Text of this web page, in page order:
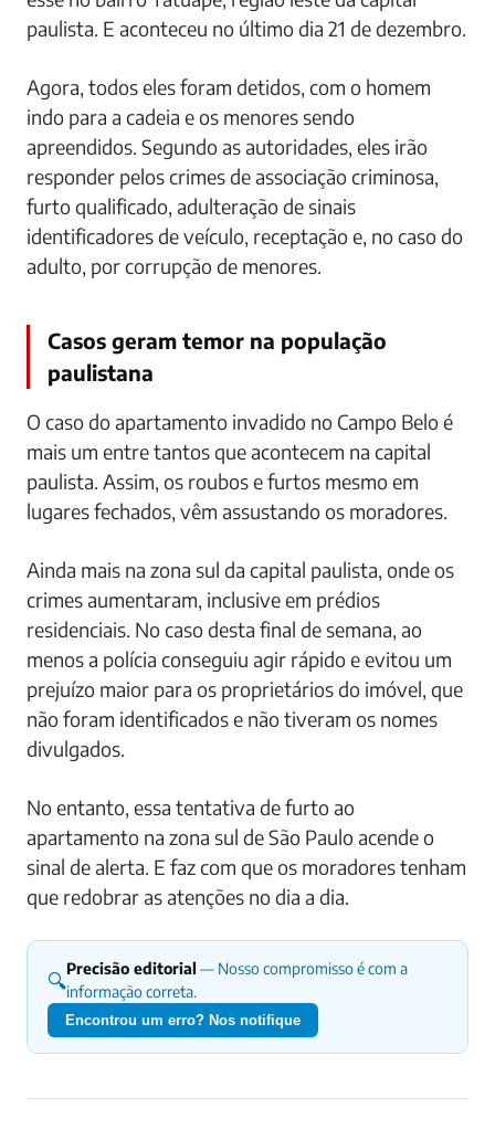
paulista. E aconteceu no último dia 21 de dezembro.
Agora, todos eles foram detidos, com o homem
indo para a cadeia e os menores sendo
apreendidos. Segundo as autoridades, eles irão
responder pelos crimes de associação criminosa,
furto qualificado, adulteração de sinais
identificadores de veículo, receptação e, no caso do
adulto, por corrupção de menores.
Casos geram temor na população
paulistana
O caso do apartamento invadido no Campo Belo é
mais um entre tantos que acontecem na capital
paulista. Assim, os roubos e furtos mesmo em
lugares fechados, vêm assustando os moradores.
Ainda mais na zona sul da capital paulista, onde os
crimes aumentaram, inclusive em prédios
residenciais. No caso desta final de semana, ao
menos a polícia conseguiu agir rápido e evitou um
prejuízo maior para os proprietários do imóvel, que
não foram identificados e não tiveram os nomes
divulgados.
No entanto, essa tentativa de furto ao
apartamento na zona sul de São Paulo acende o
sinal de alerta. E faz com que os moradores tenham
que redobrar as atenções no dia a dia.
🔍Precisão editorial — Nosso compromisso é com a
informação correta.
Encontrou um erro? Nos notifique